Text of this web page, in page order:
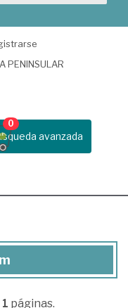
PENINSULAR
avanzada
0
1 páginas.